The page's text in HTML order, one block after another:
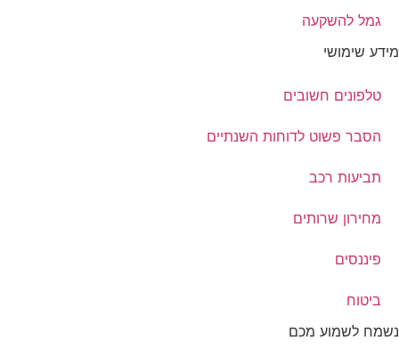
גמל להשקעה
מידע שימושי
טלפונים חשובים
הסבר פשוט לדוחות השנתיים
תביעות רכב
מחירון שרותים
פיננסים
ביטוח
נשמח לשמוע מכם